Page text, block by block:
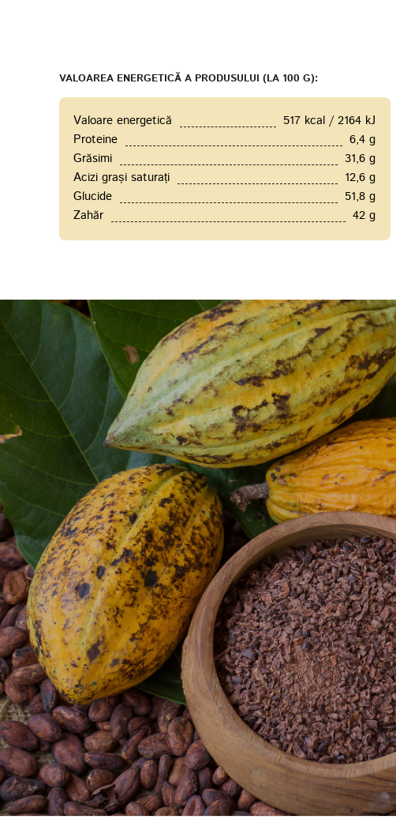
VALOAREA ENERGETICĂ A PRODUSULUI (LA 100 G):
Valoare energetică
517 kcal / 2164 kJ
Proteine
6,4 g
Grăsimi
31,6 g
Acizi grași saturați
12,6 g
Glucide
51,8 g
Zahăr
42 g